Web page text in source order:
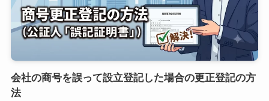
会社の商号を誤って設立登記した場合の更正登記の方
法